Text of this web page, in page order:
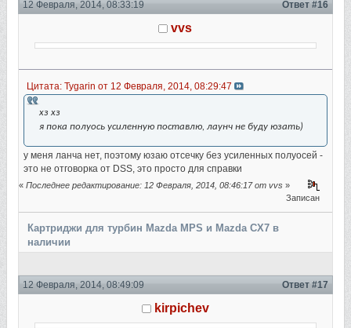
12 Февраля, 2014, 08:33:19 Ответ #16
vvs
Цитата: Tygarin от 12 Февраля, 2014, 08:29:47
хз хз
я пока полуось усиленную поставлю, лаунч не буду юзать)
у меня ланча нет, поэтому юзаю отсечку без усиленных полуосей -
это не отговорка от DSS, это просто для справки
«Последнее редактирование: 12 Февраля, 2014, 08:46:17 от vvs »
Записан
Картриджи для турбин Mazda MPS и Mazda CX7 в
наличии
12 Февраля, 2014, 08:49:09 Ответ #17
kirpichev